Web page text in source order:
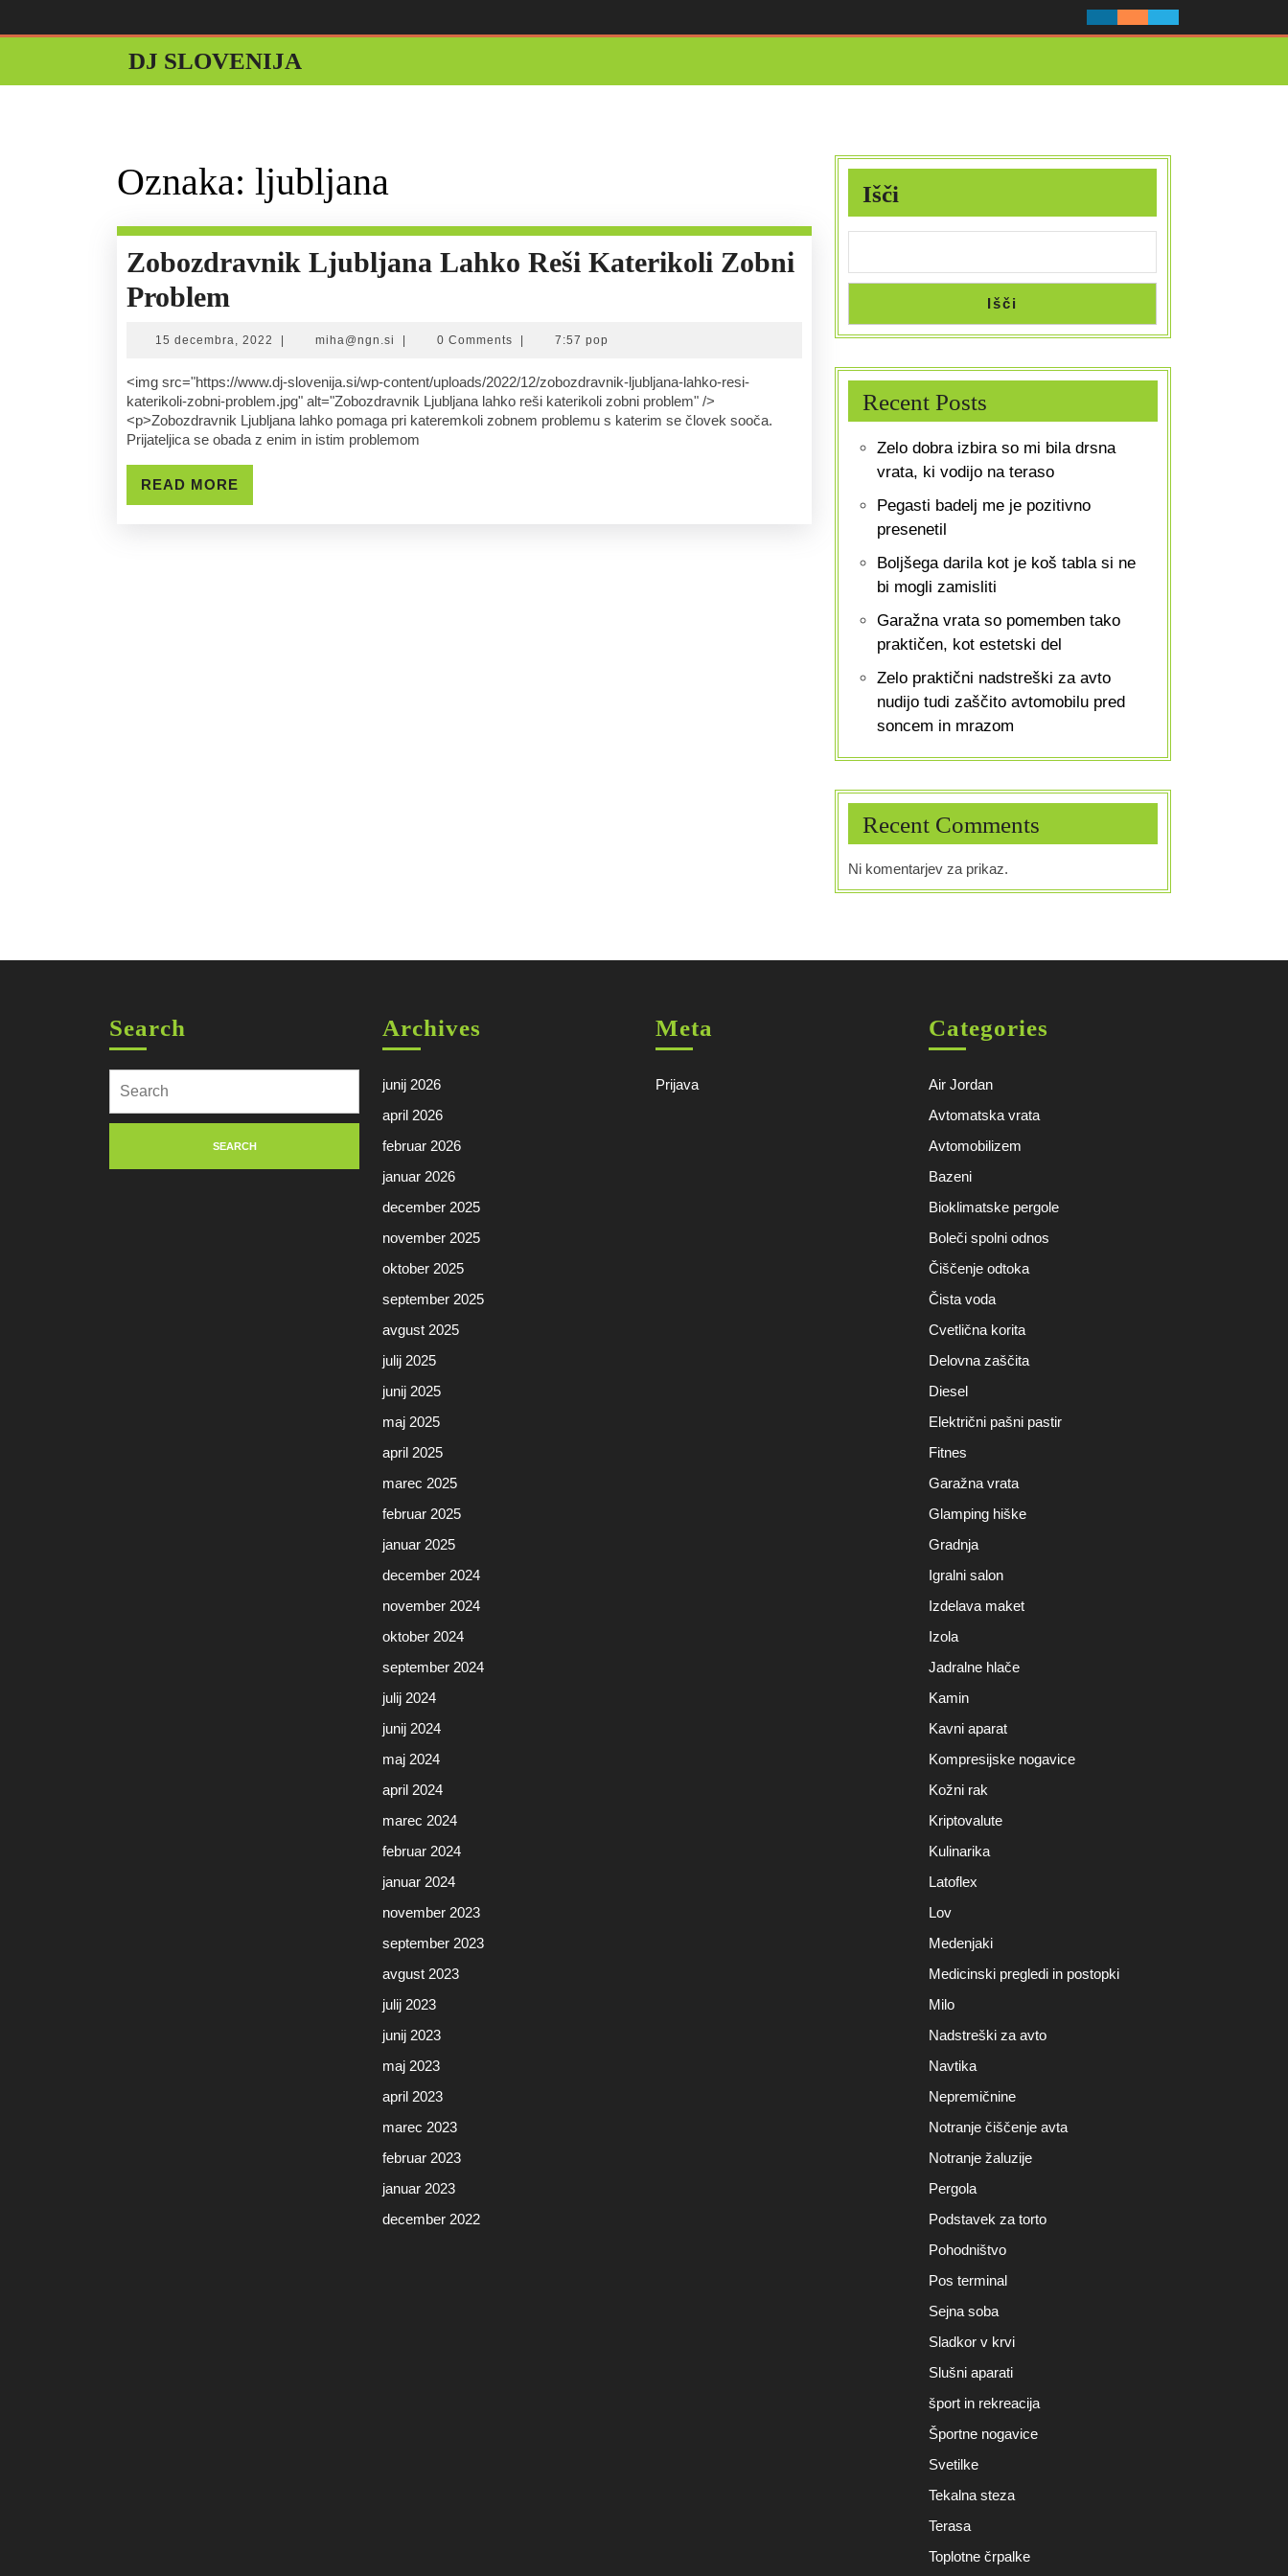
DJ SLOVENIJA
Oznaka: ljubljana
Zobozdravnik Ljubljana Lahko Reši Katerikoli Zobni
Problem
Ljubljana
Reši
Katerikoli
Zobni
Problem
15 decembra, 2022 15
2022
miha@ngn.si miha@ngn.si0 Comments 7:57 pop
<img src="https://www.dj-slovenija.si/wp-content/uploads/2022/12/zobozdravnik-ljubljana-lahko-resi-
katerikoli-zobni-problem.jpg" alt="Zobozdravnik Ljubljana lahko reši katerikoli zobni problem" />
<p>Zobozdravnik Ljubljana lahko pomaga pri kateremkoli zobnem problemu s katerim se človek sooča.
Prijateljica se obada z enim in istim problemom
READ MORE
MORE
Išči
Išči
Recent Posts
Zelo dobra izbira so mi bila drsna
vrata, ki vodijo na teraso
Pegasti badelj me je pozitivno
presenetil
Boljšega darila kot je koš tabla si ne
bi mogli zamisliti
Garažna vrata so pomemben tako
praktičen, kot estetski del
Zelo praktični nadstreški za avto
nudijo tudi zaščito avtomobilu pred
soncem in mrazom
Recent Comments
Ni komentarjev za prikaz.
Search
for:
Archives
junij 2026
april 2026
februar 2026
januar 2026
december 2025
november 2025
oktober 2025
september 2025
avgust 2025
julij 2025
junij 2025
maj 2025
april 2025
marec 2025
februar 2025
januar 2025
december 2024
november 2024
oktober 2024
september 2024
julij 2024
junij 2024
maj 2024
april 2024
marec 2024
februar 2024
januar 2024
november 2023
september 2023
avgust 2023
julij 2023
junij 2023
maj 2023
april 2023
marec 2023
februar 2023
januar 2023
december 2022
Meta
Prijava
Categories
Air Jordan
Avtomatska vrata
Avtomobilizem
Bazeni
Bioklimatske pergole
Boleči spolni odnos
Čiščenje odtoka
Čista voda
Cvetlična korita
Delovna zaščita
Diesel
Električni pašni pastir
Fitnes
Garažna vrata
Glamping hiške
Gradnja
Igralni salon
Izdelava maket
Izola
Jadralne hlače
Kamin
Kavni aparat
Kompresijske nogavice
Kožni rak
Kriptovalute
Kulinarika
Latoflex
Lov
Medenjaki
Medicinski pregledi in postopki
Milo
Nadstreški za avto
Navtika
Nepremičnine
Notranje čiščenje avta
Notranje žaluzije
Pergola
Podstavek za torto
Pohodništvo
Pos terminal
Sejna soba
Sladkor v krvi
Slušni aparati
šport in rekreacija
Športne nogavice
Svetilke
Tekalna steza
Terasa
Toplotne črpalke